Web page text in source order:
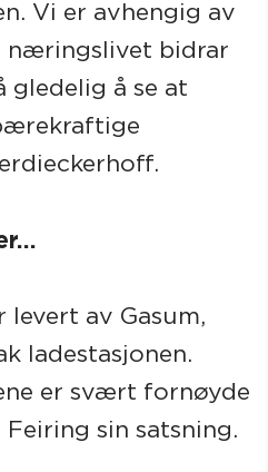
Vi er avhengig av
næringslivet bidrar
gledelig å se at
levert av Gasum,
ladestasjonen.
er svært fornøyde
sin satsning.